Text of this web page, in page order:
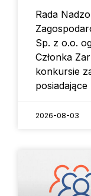
Rada
Sp. z o.o.
Członka
konkursie
posiadające
2026-08-03